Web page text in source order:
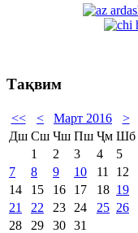
Тақвим
<< < Март 2016 >
Дш Сш Чш Пш Ҷм Шб
1
2 3 4 5
7
8 9 10 11 12
14
15 16 17 18 19
21
22 23 24 25 26
28
29 30 31